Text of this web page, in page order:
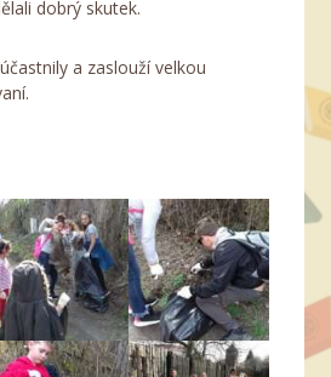
dobrý skutek.
a zaslouží velkou